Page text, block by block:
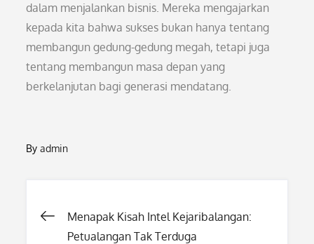
dalam menjalankan bisnis. Mereka mengajarkan
kepada kita bahwa sukses bukan hanya tentang
membangun gedung-gedung megah, tetapi juga
tentang membangun masa depan yang
berkelanjutan bagi generasi mendatang.
Byadmin
Post
Menapak Kisah Intel Kejaribalangan:
Petualangan Tak Terduga